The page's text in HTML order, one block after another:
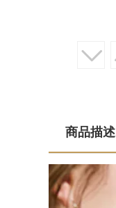
商品描述